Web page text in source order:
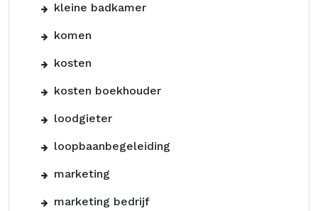
kleine badkamer
komen
kosten
kosten boekhouder
loodgieter
loopbaanbegeleiding
marketing
marketing bedrijf